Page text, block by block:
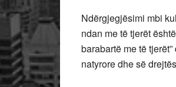
Ndërgjegjësimi mbi
ndan me të tjerët
barabartë me të
natyrore dhe së